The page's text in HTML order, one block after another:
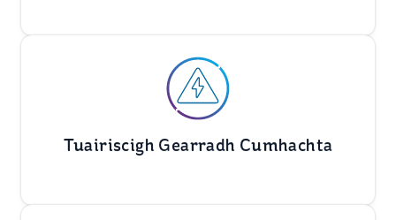
Tuairiscigh Gearradh Cumhachta